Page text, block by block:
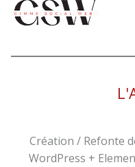
Création / Refonte
WordPress +